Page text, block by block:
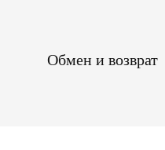
Обмен и возврат